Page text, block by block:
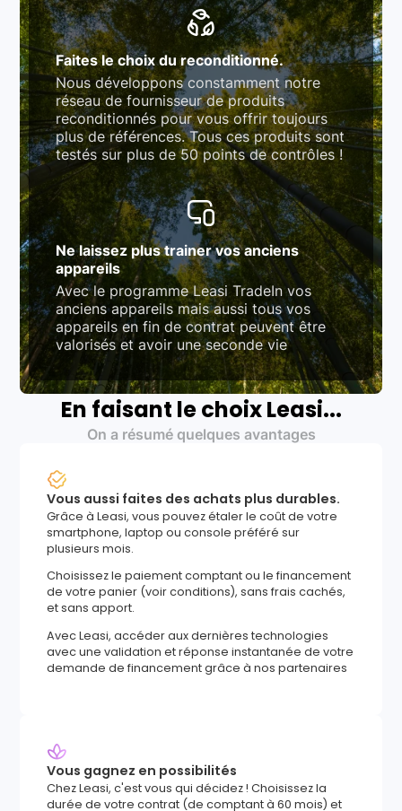
Faites le choix du reconditionné.
Nous développons constamment notre
réseau de fournisseur de produits
reconditionnés pour vous offrir toujours
plus de références. Tous ces produits sont
testés sur plus de 50 points de contrôles !
Ne laissez plus trainer vos anciens
appareils
Avec le programme Leasi TradeIn vos
anciens appareils mais aussi tous vos
appareils en fin de contrat peuvent être
valorisés et avoir une seconde vie
En faisant le choix Leasi...
On a résumé quelques avantages
Vous aussi faites des achats plus durables.
Grâce à Leasi, vous pouvez étaler le coût de votre
smartphone, laptop ou console préféré sur
plusieurs mois.
Choisissez le paiement comptant ou le financement
de votre panier (voir conditions), sans frais cachés,
et sans apport.
Avec Leasi, accéder aux dernières technologies
avec une validation et réponse instantanée de votre
demande de financement grâce à nos partenaires
Vous gagnez en possibilités
Chez Leasi, c'est vous qui décidez ! Choisissez la
durée de votre contrat (de comptant à 60 mois) et